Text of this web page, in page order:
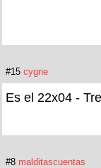
#15 cygne
Es el 22x04 -
#8 malditascuentas